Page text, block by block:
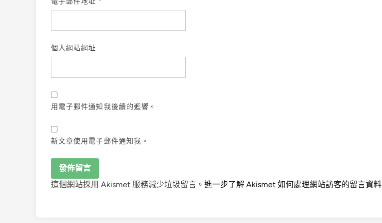
個人網站網址
用電子郵件通知我後續的迴響。
新文章使用電子郵件通知我。
這個網站採用 Akismet 服務減少垃圾留言。 進一步了解 Akismet 如何處理網站訪客的留言資料